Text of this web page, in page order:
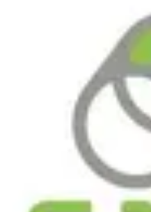
Énergie
Astuces Pour Économiser